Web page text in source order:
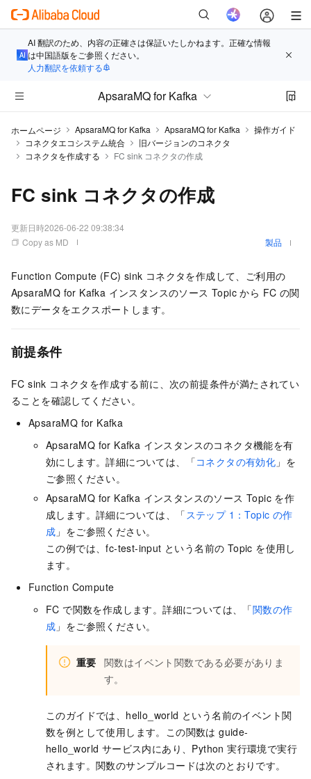
AI 翻訳のため、内容の正確さは保証いたしかねます。正確な情報
は中国語版をご参照ください。
人力翻訳を依頼する
ApsaraMQ for Kafka
ホームページ ApsaraMQ for Kafka ApsaraMQ for Kafka
操作ガイド
コネクタエコシステム統合
旧バージョンのコネクタ
コネクタを作成する
FC sink コネクタの作成
FC sink コネクタの作成
更新日時2026-06-22 09:38:34
Copy as MD
製品
Function Compute (FC) sink コネクタを作成して、ご利用の
ApsaraMQ for Kafka インスタンスのソース Topic から FC の関
数にデータをエクスポートします。
前提条件
FC sink コネクタを作成する前に、次の前提条件が満たされてい
ることを確認してください。
ApsaraMQ for Kafka
ApsaraMQ for Kafka インスタンスのコネクタ機能を有
効にします。詳細については、「コネクタの有効化 」を
ご参照ください。
ApsaraMQ for Kafka インスタンスのソース Topic を作
成します。詳細については、「ステップ 1：Topic の作
成 」をご参照ください。
この例では、fc-test-input という名前の Topic を使用し
ます。
Function Compute
FC で関数を作成します。詳細については、「関数の作
成 」をご参照ください。
重要 関数はイベント関数である必要がありま
す。
このガイドでは、hello_world という名前のイベント関
数を例として使用します。この関数は guide-
hello_world サービス内にあり、Python 実行環境で実行
されます。関数のサンプルコードは次のとおりです。